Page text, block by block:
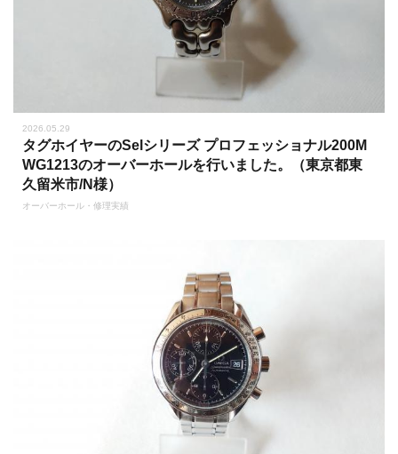
2026.05.29
タグホイヤーのSelシリーズ プロフェッショナル200M
WG1213のオーバーホールを行いました。（東京都東
久留米市/N様）
オーバーホール・修理実績